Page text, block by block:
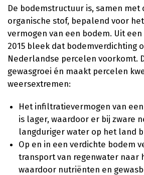
De bodemstructuur is, samen met
organische stof, bepalend voor
vermogen van een bodem. Uit
2015 bleek dat bodemverdichting
Nederlandse percelen voorkomt.
gewasgroei én maakt percelen
weersextremen:
Het infiltratievermogen van
is lager, waardoor er bij zware
langduriger water op het land
Op en in een verdichte bodem
transport van regenwater naar
waardoor nutriënten en